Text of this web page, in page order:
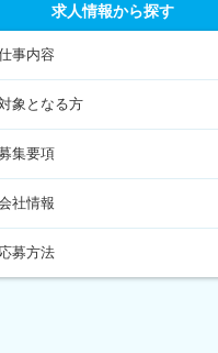
求人情報から探す
事内容
象となる方
集要項
社情報
応募方法